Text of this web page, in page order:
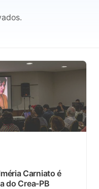
Carniato é
do Crea-PB